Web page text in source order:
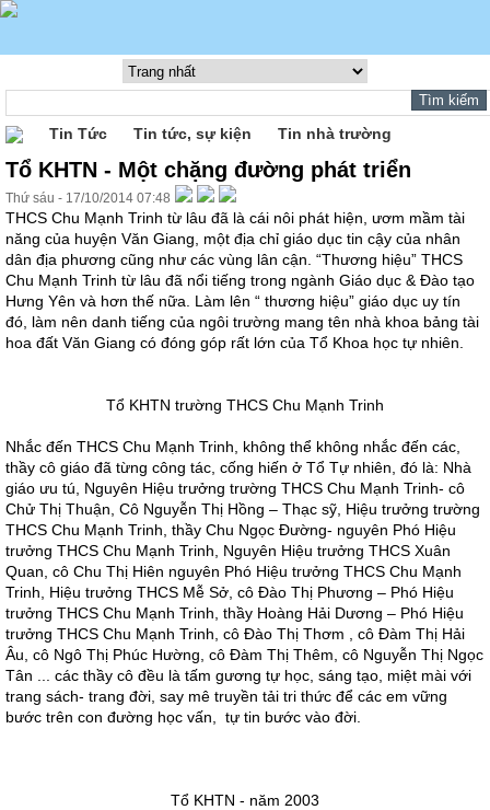
Tin Tức Tin tức, sự kiện Tin nhà trường
Tổ KHTN - Một chặng đường phát triển
Thứ sáu - 17/10/2014 07:48
THCS Chu Mạnh Trinh từ lâu đã là cái nôi phát hiện, ươm mầm tài
năng của huyện Văn Giang, một địa chỉ giáo dục tin cậy của nhân
dân địa phương cũng như các vùng lân cận. “Thương hiệu” THCS
Chu Mạnh Trinh từ lâu đã nổi tiếng trong ngành Giáo dục & Đào tạo
Hưng Yên và hơn thế nữa. Làm lên “ thương hiệu” giáo dục uy tín
đó, làm nên danh tiếng của ngôi trường mang tên nhà khoa bảng tài
hoa đất Văn Giang có đóng góp rất lớn của Tổ Khoa học tự nhiên.
Tổ KHTN trường THCS Chu Mạnh Trinh
Nhắc đến THCS Chu Mạnh Trinh, không thể không nhắc đến các,
thầy cô giáo đã từng công tác, cống hiến ở Tổ Tự nhiên, đó là: Nhà
giáo ưu tú, Nguyên Hiệu trưởng trường THCS Chu Mạnh Trinh- cô
Chử Thị Thuận, Cô Nguyễn Thị Hồng – Thạc sỹ, Hiệu trưởng trường
THCS Chu Mạnh Trinh, thầy Chu Ngọc Đường- nguyên Phó Hiệu
trưởng THCS Chu Mạnh Trinh, Nguyên Hiệu trưởng THCS Xuân
Quan, cô Chu Thị Hiên nguyên Phó Hiệu trưởng THCS Chu Mạnh
Trinh, Hiệu trưởng THCS Mễ Sở, cô Đào Thị Phương – Phó Hiệu
trưởng THCS Chu Mạnh Trinh, thầy Hoàng Hải Dương – Phó Hiệu
trưởng THCS Chu Mạnh Trinh, cô Đào Thị Thơm , cô Đàm Thị Hải
Âu, cô Ngô Thị Phúc Hường, cô Đàm Thị Thêm, cô Nguyễn Thị Ngọc
Tân ... các thầy cô đều là tấm gương tự học, sáng tạo, miệt mài với
trang sách- trang đời, say mê truyền tải tri thức để các em vững
bước trên con đường học vấn, tự tin bước vào đời.
Tổ KHTN - năm 2003